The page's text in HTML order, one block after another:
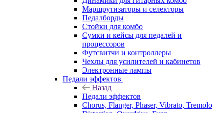
Маршрутизаторы и селекторы
Педалборды
Стойки для комбо
Сумки и кейсы для педалей и
процессоров
Футсвитчи и контроллеры
Чехлы для усилителей и кабинетов
Электронные лампы
Педали эффектов
Назад
Педали эффектов
Chorus, Flanger, Phaser, Vibrato, Tremolo